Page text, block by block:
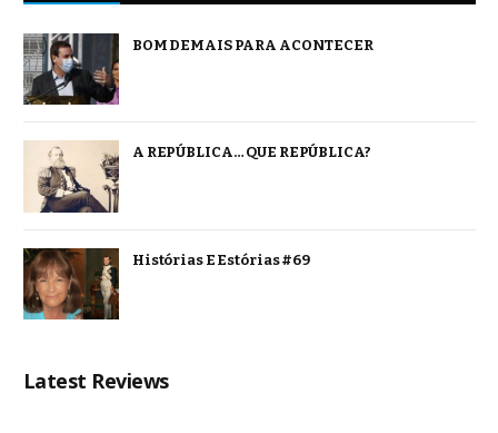
BOM DEMAIS PARA ACONTECER
A REPÚBLICA… QUE REPÚBLICA?
Histórias E Estórias #69
Latest Reviews